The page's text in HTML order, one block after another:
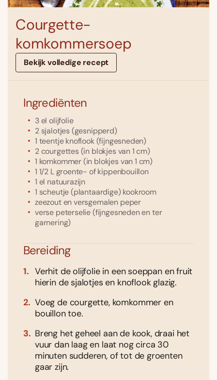
Courgette-
komkommersoep
Bekijk volledige recept
Ingrediënten
3elolijfolie
2 sjalotjes(gesnipperd)
1 teentjeknoflook(fijngesneden)
2courgettes(in blokjes van 1 cm)
1 komkommer(in blokjes van 1 cm)
1 1/2 Lgroente- of kippenbouillon
1 el natuurazijn
1 scheutje(plantaardige) kookroom
zeezout en versgemalen peper
verse peterselie(fijngesneden en ter
garnering)
Bereiding
Verhit de olijfolie in een soeppan en fruit
hierin de sjalotjes en knoflook glazig.
Voeg de courgette, komkommer en
bouillon toe.
Breng het geheel aan de kook, draai het
vuur dan laag en laat nog circa 30
minuten sudderen, of tot de groenten
gaar zijn.